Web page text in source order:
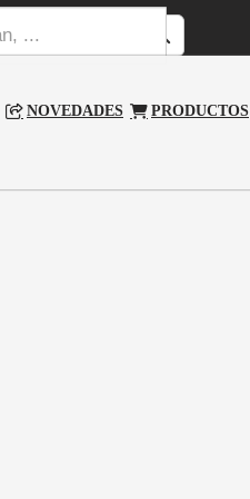
NOVEDADES PRODUCTOS